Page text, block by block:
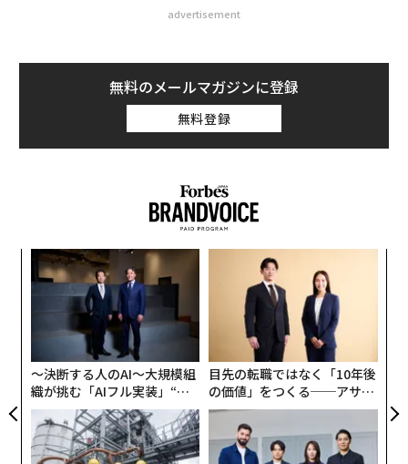
advertisement
無料のメールマガジンに登録
無料登録
〜決断する人のAI〜大規模組
織が挑む「AIフル実装」“使
う”企業から“動く”企業へ【N
TTドコモビジネス×PwC】
目先の転職ではなく「10年後
の価値」をつくる──アサイ
ンの長期伴走型支援とは